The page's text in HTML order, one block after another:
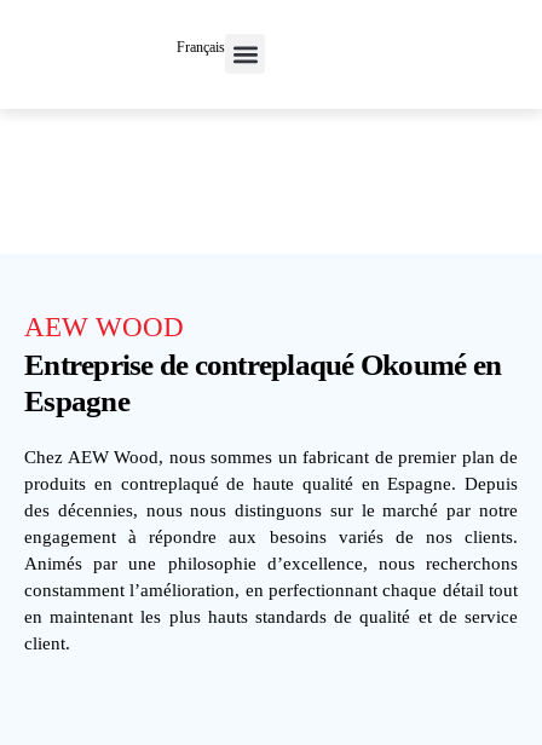
Français
AEW WOOD
Entreprise de contreplaqué Okoumé en
Espagne
Chez AEW Wood, nous sommes un fabricant de premier plan de
produits en contreplaqué de haute qualité en Espagne. Depuis
des décennies, nous nous distinguons sur le marché par notre
engagement à répondre aux besoins variés de nos clients.
Animés par une philosophie d’excellence, nous recherchons
constamment l’amélioration, en perfectionnant chaque détail tout
en maintenant les plus hauts standards de qualité et de service
client.